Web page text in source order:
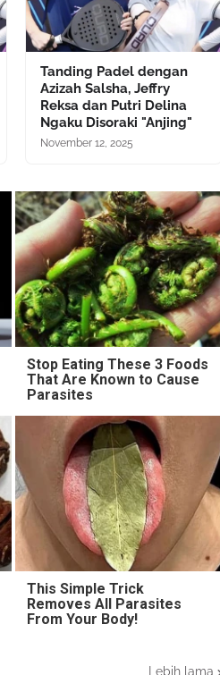
Tanding Padel dengan
Azizah Salsha, Jeffry
Reksa dan Putri Delina
Ngaku Disoraki "Anjing"
November 12, 2025
Stop Eating These 3 Foods
That Are Known to Cause
Parasites
This Simple Trick
Removes All Parasites
From Your Body!
Lebih lama